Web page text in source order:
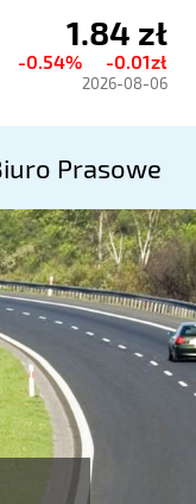
Aktualny
1.84 zł
-0.54% -0.01zł
2026-08-06
Prasowe